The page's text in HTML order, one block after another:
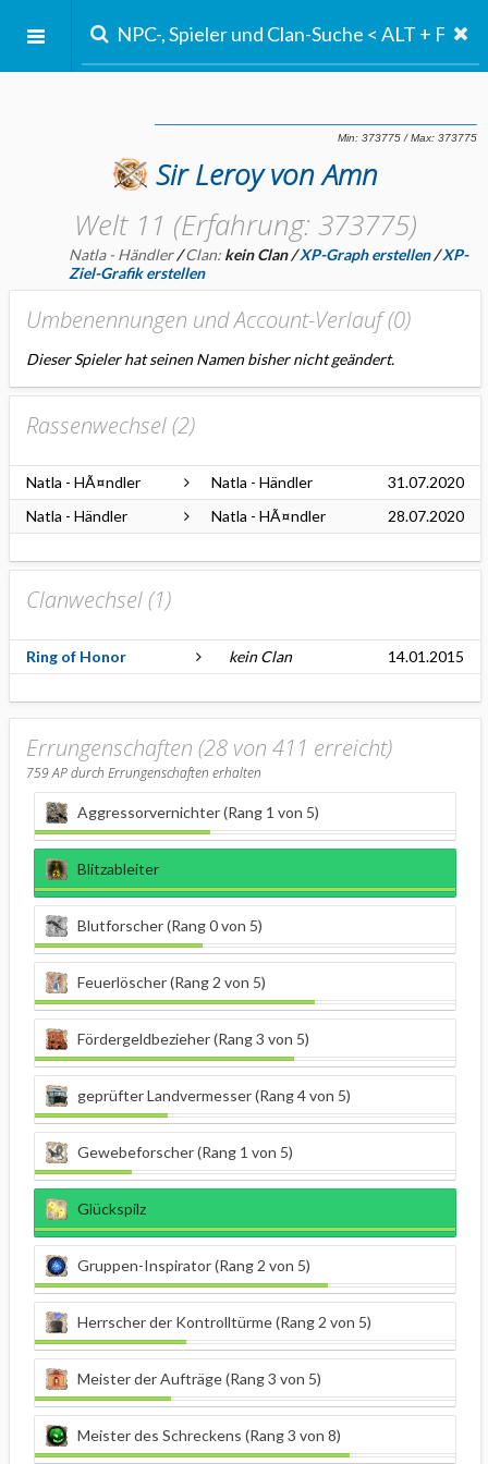
Sir Leroy von Amn
Welt 11 (Erfahrung: 373775)
Natla - Händler/Clan: kein Clan/XP-Graph erstellen/XP-
Ziel-Grafik erstellen
Umbenennungen und Account-Verlauf (0)
Dieser Spieler hat seinen Namen bisher nicht geändert.
Rassenwechsel (2)
Natla - HÃ¤ndler Natla - Händler
31.07.2020
Natla - Händler
Natla - HÃ¤ndler 28.07.2020
Clanwechsel (1)
Ring of Honor kein Clan 14.01.2015
Errungenschaften (28 von 411 erreicht)
759AP durch Errungenschaften erhalten
Aggressorvernichter (Rang 1 von 5)
Blitzableiter
Blutforscher (Rang 0 von 5)
Feuerlöscher (Rang 2 von 5)
Fördergeldbezieher (Rang 3 von 5)
geprüfter Landvermesser (Rang 4 von 5)
Gewebeforscher (Rang 1 von 5)
Glückspilz
Gruppen-Inspirator (Rang 2 von 5)
Herrscher der Kontrolltürme (Rang 2 von 5)
Meister der Aufträge (Rang 3 von 5)
Meister des Schreckens (Rang 3 von 8)